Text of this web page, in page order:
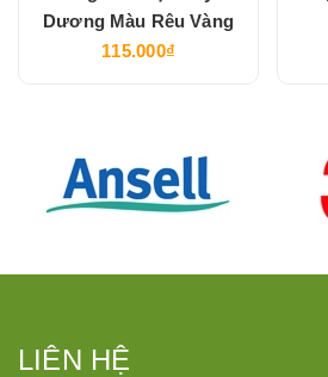
Dương Màu Rêu Vàng
115.000₫
LIÊN HỆ